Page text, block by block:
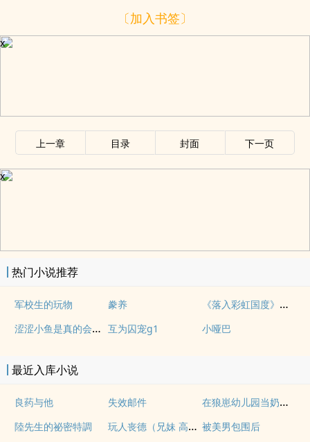
〔加入书签〕
x
上一章 目录 封面 下一页
x
热门小说推荐
军校生的玩物 豢养
《落入彩虹国度》穿越+西幻+言情
涩涩小鱼是真的会被干透 互为囚宠g1 小哑巴
最近入库小说
良药与他 失效邮件 在狼崽幼儿园当奶爸的日常
陸先生的祕密特調 玩人丧德（兄妹 高H） 被美男包围后